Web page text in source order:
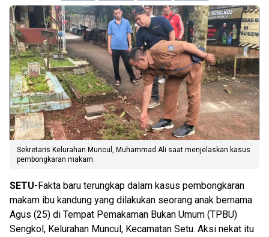
Sekretaris Kelurahan Muncul, Muhammad Ali saat menjelaskan kasus
pembongkaran makam.
SETU-Fakta baru terungkap dalam kasus pembongkaran
makam ibu kandung yang dilakukan seorang anak bernama
Agus (25) di Tempat Pemakaman Bukan Umum (TPBU)
Sengkol, Kelurahan Muncul, Kecamatan Setu. Aksi nekat itu